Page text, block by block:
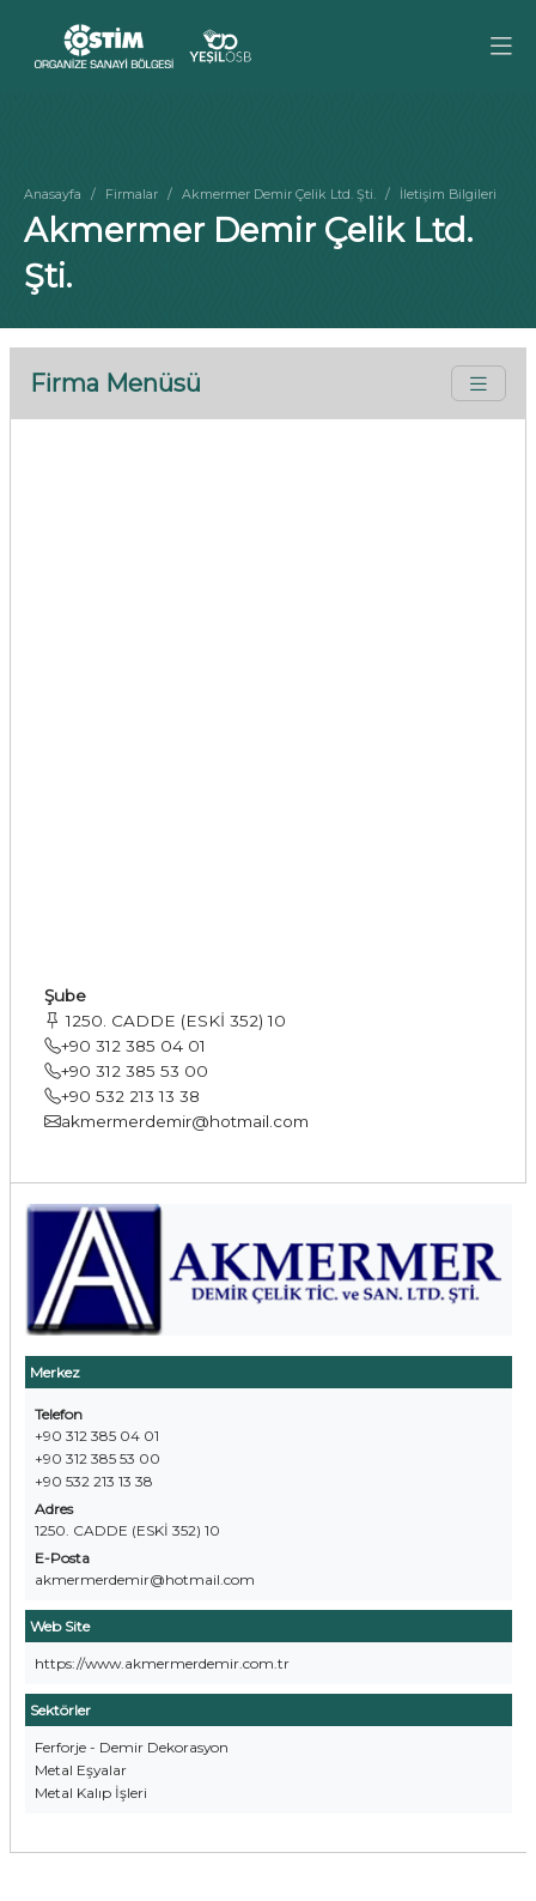
Anasayfa Firmalar Akmermer Demir Çelik Ltd. Şti. İletişim Bilgileri
Akmermer Demir Çelik Ltd.
Şti.
Firma Menüsü
Merkez
Telefon
+90 312 385 04 01
+90 312 385 53 00
+90 532 213 13 38
Adres
1250. CADDE (ESKİ 352) 10
E-Posta
akmermerdemir@hotmail.com
Web Site
https://www.akmermerdemir.com.tr
Sektörler
Ferforje - Demir Dekorasyon
Metal Eşyalar
Metal Kalıp İşleri
Şube
1250. CADDE (ESKİ 352) 10
+90 312 385 04 01
+90 312 385 53 00
+90 532 213 13 38
akmermerdemir@hotmail.com